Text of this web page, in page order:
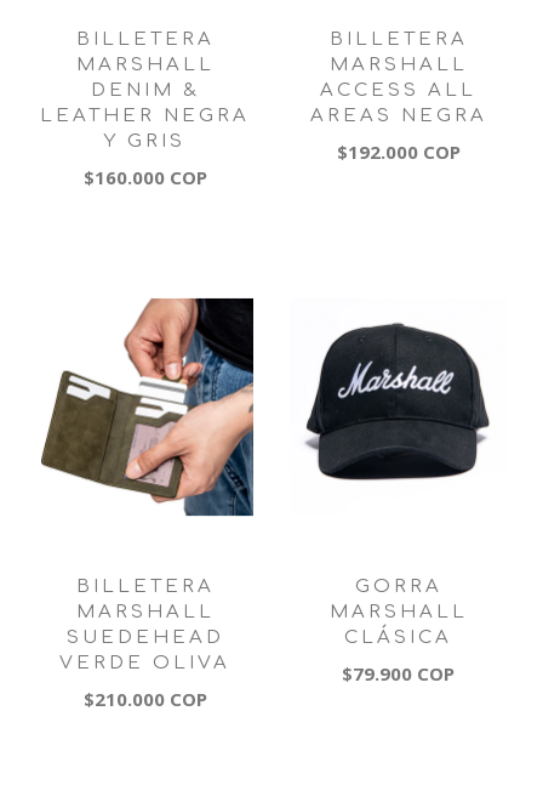
BILLETERA
MARSHALL
DENIM &
LEATHER NEGRA
Y GRIS
$160.000 COP
BILLETERA
MARSHALL
ACCESS ALL
AREAS NEGRA
$192.000 COP
BILLETERA
MARSHALL
SUEDEHEAD
VERDE OLIVA
$210.000 COP
GORRA
MARSHALL
CLÁSICA
$79.900 COP